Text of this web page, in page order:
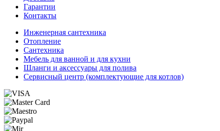
Гарантии
Контакты
Инженерная сантехника
Отопление
Сантехника
Мебель для ванной и для кухни
Шланги и аксессуары для полива
Сервисный центр (комплектующие для котлов)